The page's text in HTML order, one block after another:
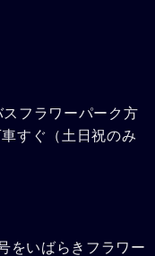
フラワーパーク方
すぐ（土日祝のみ
をいばらきフラワー